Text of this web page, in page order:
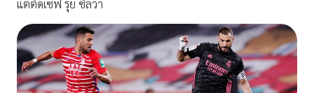
แต่ติดเซฟ รุย ซิลวา